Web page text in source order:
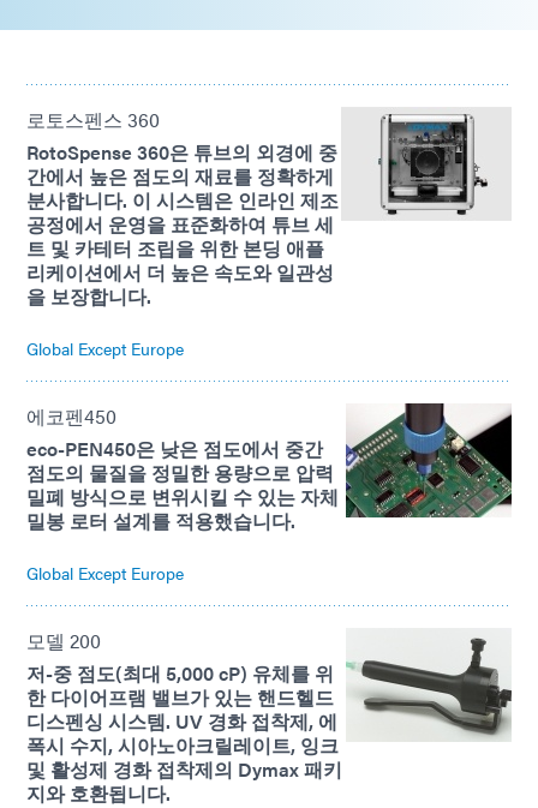
로토스펜스 360
RotoSpense 360은 튜브의 외경에 중
간에서 높은 점도의 재료를 정확하게
분사합니다. 이 시스템은 인라인 제조
공정에서 운영을 표준화하여 튜브 세
트 및 카테터 조립을 위한 본딩 애플
리케이션에서 더 높은 속도와 일관성
을 보장합니다.
Global Except Europe
에코펜450
eco-PEN450은 낮은 점도에서 중간
점도의 물질을 정밀한 용량으로 압력
밀폐 방식으로 변위시킬 수 있는 자체
밀봉 로터 설계를 적용했습니다.
Global Except Europe
모델 200
저-중 점도(최대 5,000 cP) 유체를 위
한 다이어프램 밸브가 있는 핸드헬드
디스펜싱 시스템. UV 경화 접착제, 에
폭시 수지, 시아노아크릴레이트, 잉크
및 활성제 경화 접착제의 Dymax 패키
지와 호환됩니다.